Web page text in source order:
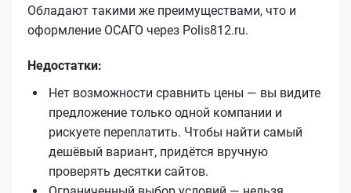
Обладают такими же преимуществами, что и
оформление ОСАГО через Polis812.ru.
Недостатки:
Нет возможности сравнить цены — вы видите
предложение только одной компании и
рискуете переплатить. Чтобы найти самый
дешёвый вариант, придётся вручную
проверять десятки сайтов.